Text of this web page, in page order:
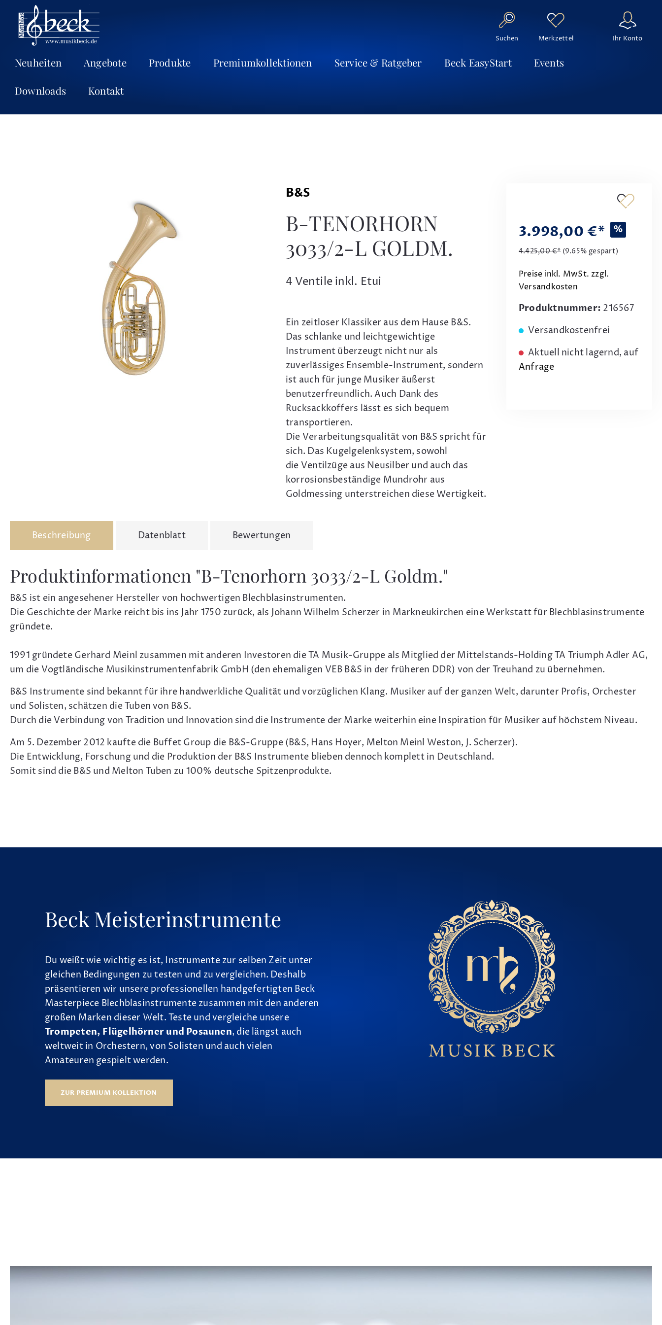
Neuheiten Angebote Produkte Premiumkollektionen Service & Ratgeber Beck EasyStart Events
Downloads Kontakt
Suchen Merkzettel Ihr Konto
B&S
B-TENORHORN
3033/2-L GOLDM.
4 Ventile inkl. Etui
Ein zeitloser Klassiker aus dem Hause B&S.
Das schlanke und leichtgewichtige
Instrument überzeugt nicht nur als
zuverlässiges Ensemble-Instrument, sondern
ist auch für junge Musiker äußerst
benutzerfreundlich. Auch Dank des
Rucksackkoffers lässt es sich bequem
transportieren.
Die Verarbeitungsqualität von B&S spricht für
sich. Das Kugelgelenksystem, sowohl
die Ventilzüge aus Neusilber und auch das
korrosionsbeständige Mundrohr aus
Goldmessing unterstreichen diese Wertigkeit.
3.998,00 €* %
4.425,00 €* (9.65% gespart)
Preise inkl. MwSt. zzgl.
Versandkosten
Produktnummer: 216567
Versandkostenfrei
Aktuell nicht lagernd, auf
Anfrage
Beschreibung Datenblatt Bewertungen
Produktinformationen "B-Tenorhorn 3033/2-L Goldm."
B&S ist ein angesehener Hersteller von hochwertigen Blechblasinstrumenten.
Die Geschichte der Marke reicht bis ins Jahr 1750 zurück, als Johann Wilhelm Scherzer in Markneukirchen eine Werkstatt für Blechblasinstrumente
gründete.
1991 gründete Gerhard Meinl zusammen mit anderen Investoren die TA Musik-Gruppe als Mitglied der Mittelstands-Holding TA Triumph Adler AG,
um die Vogtländische Musikinstrumentenfabrik GmbH (den ehemaligen VEB B&S in der früheren DDR) von der Treuhand zu übernehmen.
B&S Instrumente sind bekannt für ihre handwerkliche Qualität und vorzüglichen Klang. Musiker auf der ganzen Welt, darunter Profis, Orchester
und Solisten, schätzen die Tuben von B&S.
Durch die Verbindung von Tradition und Innovation sind die Instrumente der Marke weiterhin eine Inspiration für Musiker auf höchstem Niveau.
Am 5. Dezember 2012 kaufte die Buffet Group die B&S-Gruppe (B&S, Hans Hoyer, Melton Meinl Weston, J. Scherzer).
Die Entwicklung, Forschung und die Produktion der B&S Instrumente blieben dennoch komplett in Deutschland.
Somit sind die B&S und Melton Tuben zu 100% deutsche Spitzenprodukte.
Beck Meisterinstrumente
Du weißt wie wichtig es ist, Instrumente zur selben Zeit unter
gleichen Bedingungen zu testen und zu vergleichen. Deshalb
präsentieren wir unsere professionellen handgefertigten Beck
Masterpiece Blechblasinstrumente zusammen mit den anderen
großen Marken dieser Welt. Teste und vergleiche unsere
Trompeten, Flügelhörner und Posaunen, die längst auch
weltweit in Orchestern, von Solisten und auch vielen
Amateuren gespielt werden.
ZUR PREMIUM KOLLEKTION